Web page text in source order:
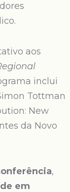
aos
inclui
Tottman
New
da Novo
,
em